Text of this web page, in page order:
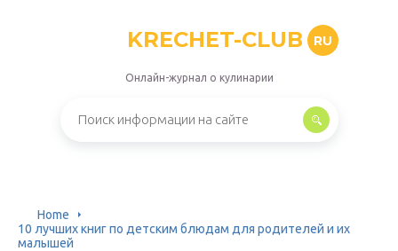
KRECHET-CLUB RU
Онлайн-журнал о кулинарии
Home
10 лучших книг по детским блюдам для родителей и их
малышей